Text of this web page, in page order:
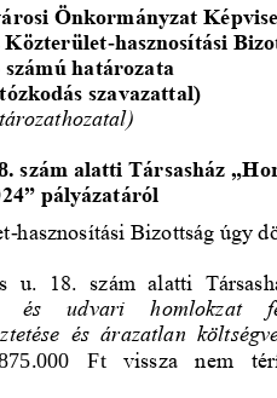
Önkormányzat
Közterület-hasznosítási
határozata
szavazattal)
szám alatti Társasház
pályázatáról
-hasznosítási Bizottság úgy
u.  18.  szám alatti
és   udvari   homlokzat
és  árazatlan
Ft vissza  nem